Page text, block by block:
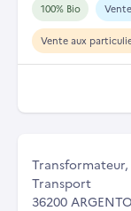
100% Bio
Vente aux
Transport
36200